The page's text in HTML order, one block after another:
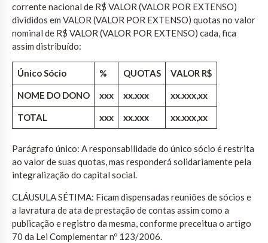
corrente nacional de R$ VALOR (VALOR POR EXTENSO)
divididos em VALOR (VALOR POR EXTENSO) quotas no valor
nominal de R$ VALOR (VALOR POR EXTENSO) cada, fica
assim distribuído:
Único Sócio % QUOTAS VALOR R$
NOME DO DONO xxx xx.xxx xx.xxx,xx
TOTAL xxx xx.xxx xx.xxx,xx
Parágrafo único: A responsabilidade do único sócio é restrita
ao valor de suas quotas, mas responderá solidariamente pela
integralização do capital social.
CLÁUSULA SÉTIMA: Ficam dispensadas reuniões de sócios e
a lavratura de ata de prestação de contas assim como a
publicação e registro da mesma, conforme preceitua o artigo
70 da Lei Complementar nº 123/2006.